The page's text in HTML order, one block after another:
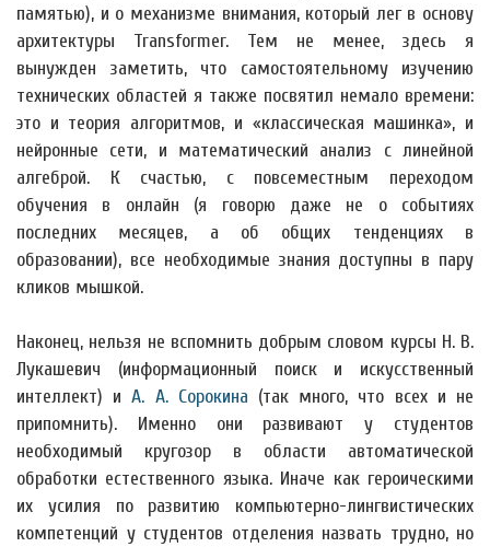
памятью), и о механизме внимания, который лег в основу
архитектуры Transformer. Тем не менее, здесь я
вынужден заметить, что самостоятельному изучению
технических областей я также посвятил немало времени:
это и теория алгоритмов, и «классическая машинка», и
нейронные сети, и математический анализ с линейной
алгеброй. К счастью, с повсеместным переходом
обучения в онлайн (я говорю даже не о событиях
последних месяцев, а об общих тенденциях в
образовании), все необходимые знания доступны в пару
кликов мышкой.
Наконец, нельзя не вспомнить добрым словом курсы Н. В.
Лукашевич (информационный поиск и искусственный
интеллект) иА. А. Сорокина (так много, что всех и не
припомнить). Именно они развивают у студентов
необходимый кругозор в области автоматической
обработки естественного языка. Иначе как героическими
их усилия по развитию компьютерно-лингвистических
компетенций у студентов отделения назвать трудно, но